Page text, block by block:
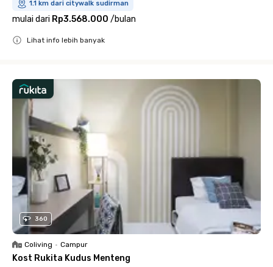
1.1 km dari citywalk sudirman
mulai dari Rp3.568.000 /bulan
Lihat info lebih banyak
360
Coliving • Campur
Kost Rukita Kudus Menteng